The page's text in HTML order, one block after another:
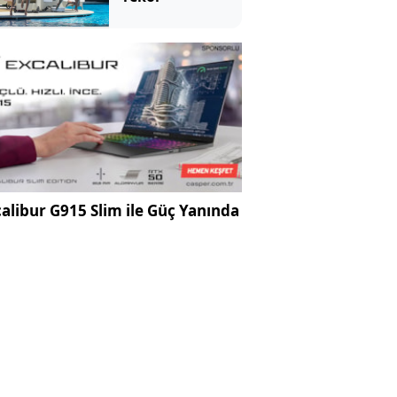
G915 Slim ile Güç Yanında